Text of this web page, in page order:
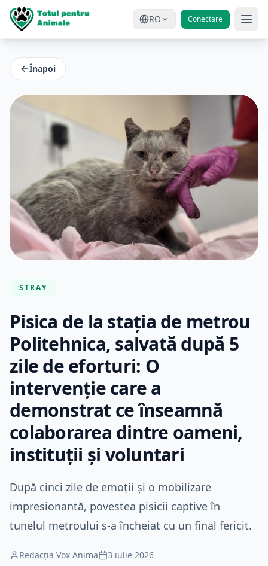
RO Conectare
Înapoi
STRAY
Pisica de la stația de metrou
Politehnica, salvată după 5
zile de eforturi: O
intervenție care a
demonstrat ce înseamnă
colaborarea dintre oameni,
instituții și voluntari
După cinci zile de emoții și o mobilizare
impresionantă, povestea pisicii captive în
tunelul metroului s-a încheiat cu un final fericit.
Redacția Vox Anima 3 iulie 2026